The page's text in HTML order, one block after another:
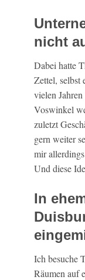
nicht
Dabei hatte
Zettel, selbst
vielen
Voswinkel
zuletzt
gern weiter
mir
Und diese
In
Ich besuche
Räumen auf